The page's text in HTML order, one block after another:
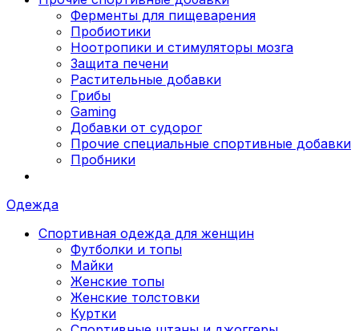
Ферменты для пищеварения
Пробиотики
Ноотропики и стимуляторы мозга
Защита печени
Растительные добавки
Грибы
Gaming
Добавки от судорог
Прочие специальные спортивные добавки
Пробники
Одежда
Спортивная одежда для женщин
Футболки и топы
Майки
Женские топы
Женские толстовки
Куртки